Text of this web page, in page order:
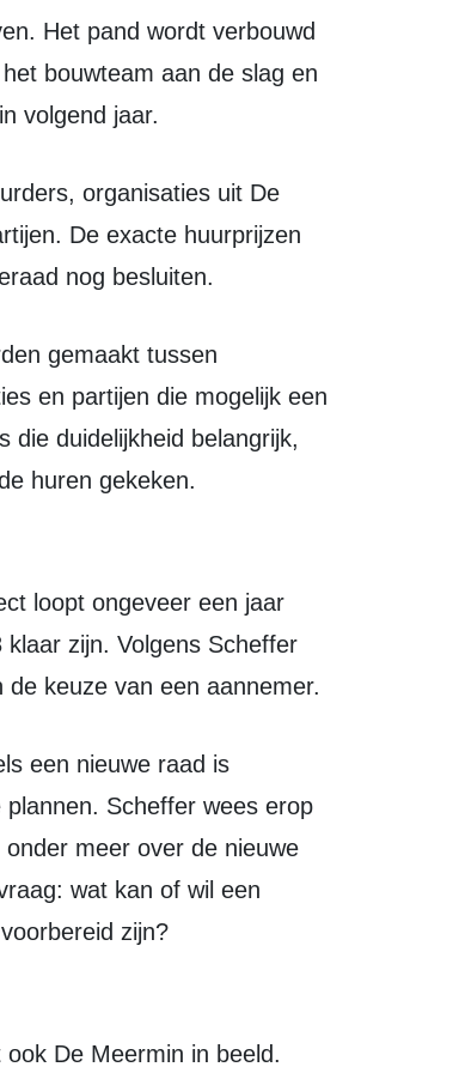
bouwteam aan de slag en
volgend jaar.
De exacte huurprijzen
nog besluiten.
en partijen die mogelijk een
die duidelijkheid belangrijk,
huren gekeken.
zijn. Volgens Scheffer
keuze van een aannemer.
Scheffer wees erop
meer over de nieuwe
wat kan of wil een
zijn?